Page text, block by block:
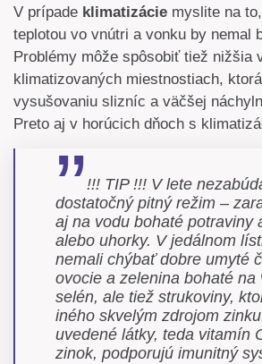
V prípade klimatizácie myslite na
teplotou vo vnútri a vonku by nemal
Problémy môže spôsobiť tiež nižšia
klimatizovaných miestnostiach,
vysušovaniu slizníc a väčšej
Preto aj v horúcich dňoch s
!!! TIP !!! V lete
dostatočný pitný režim –
aj na vodu bohaté potraviny
alebo uhorky. V jedálnom
nemali chýbať dobre umyté
ovocie a zelenina bohaté na
selén, ale tiež strukoviny,
iného skvelým zdrojom
uvedené látky, teda vitamín
zinok, podporujú imunitný